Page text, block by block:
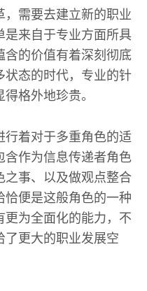
需要去建立新的职业
是来自于专业方面所具
含的价值有着深刻彻底
状态的时代，专业的针
格外地珍贵。
行着对于多重角色的适
含作为信息传递者角色
之事、以及做观点整合
便是这般角色的一种
为全面化的能力，不
了更大的职业发展空